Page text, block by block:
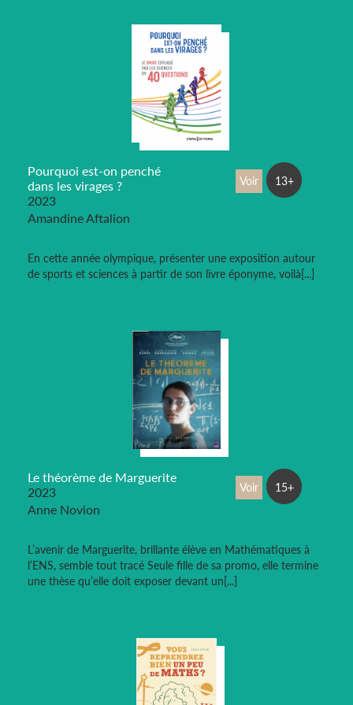
Pourquoi est-on penché
dans les virages ?
2023
Amandine Aftalion
En cette année olympique, présenter une exposition autour
de sports et sciences à partir de son livre éponyme, voilà[...]
Voir 13+
Le théorème de Marguerite
2023
Anne Novion
L’avenir de Marguerite, brillante élève en Mathématiques à
l’ENS, semble tout tracé Seule fille de sa promo, elle termine
une thèse qu’elle doit exposer devant un[...]
Voir 15+